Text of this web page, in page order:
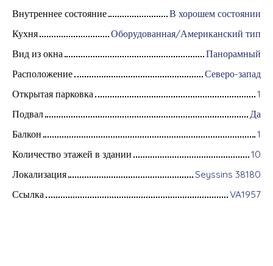
Внутреннее состояние
В хорошем состоянии
Кухня
Оборудованная/Американский тип
Вид из окна
Панорамный
Расположение
Северо-запад
Открытая парковка
1
Подвал
Да
Балкон
1
Количество этажей в здании
10
Локализация
Seyssins 38180
Ссылка
VA1957